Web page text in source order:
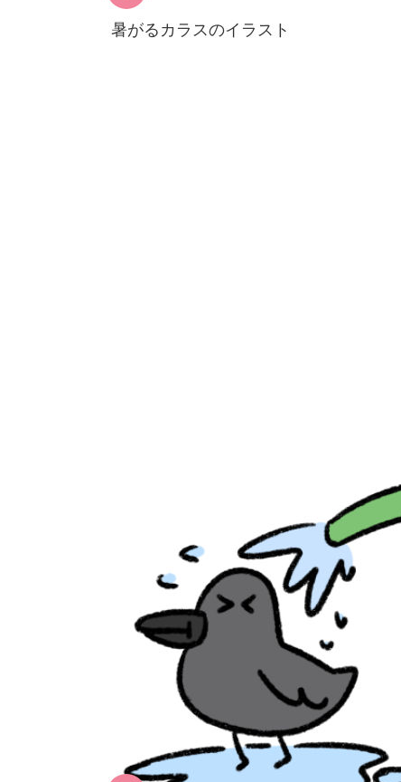
暑がるカラスのイラスト